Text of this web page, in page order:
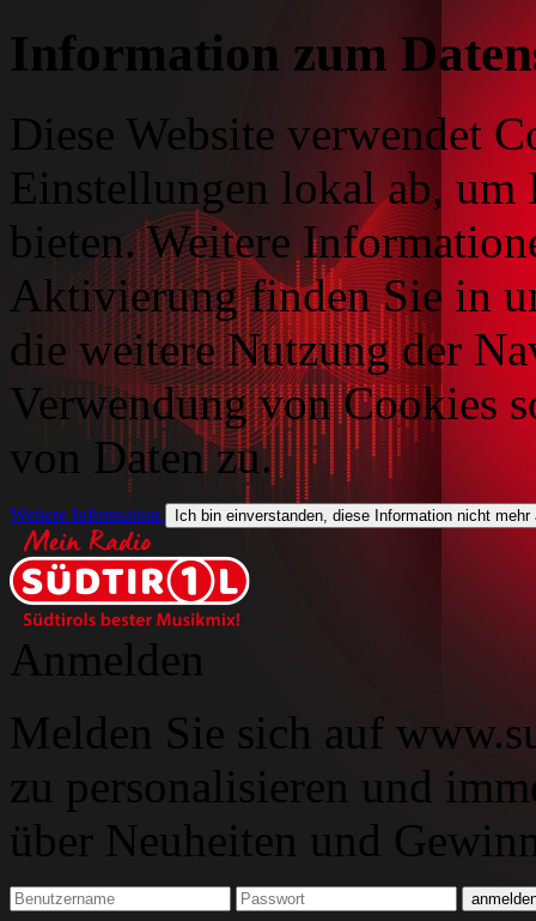
Information zum
Diese Website verwendet
Einstellungen lokal ab, um
bieten. Weitere
Aktivierung finden Sie in
die weitere Nutzung der
Verwendung von Cookies
von Daten zu.
Weitere Information Ich bin einverstanden, diese Information nicht mehr
Anmelden
Melden Sie sich auf
zu personalisieren und
über Neuheiten und